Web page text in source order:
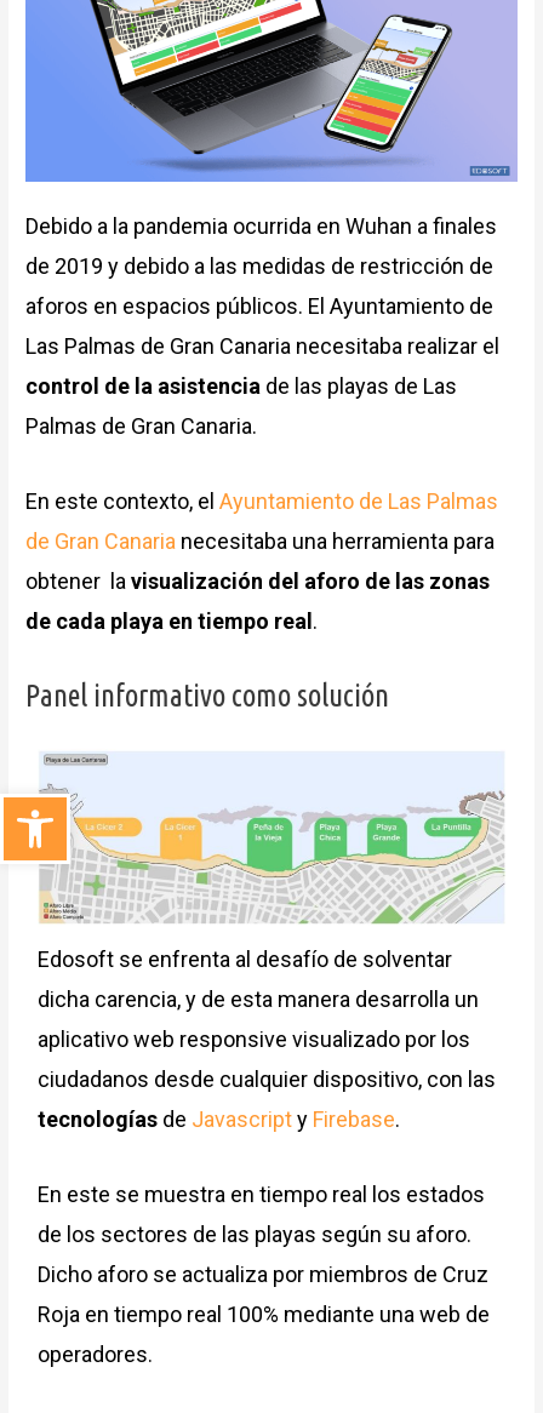
Abrir barra de herramientas
Debido a la pandemia ocurrida en Wuhan a finales
de 2019 y debido a las medidas de restricción de
aforos en espacios públicos. El Ayuntamiento de
Las Palmas de Gran Canaria necesitaba realizar el
control de la asistencia de las playas de Las
Palmas de Gran Canaria.
En este contexto, elAyuntamiento de Las Palmas
de Gran Canaria necesitaba una herramienta para
obtener lavisualización del aforo de las zonas
de cada playa en tiempo real.
Panel informativo como solución
Edosoft se enfrenta al desafío de solventar
dicha carencia, y de esta manera desarrolla un
aplicativo web responsive visualizado por los
ciudadanos desde cualquier dispositivo, con las
tecnologías de Javascripty Firebase.
En este se muestra en tiempo real los estados
de los sectores de las playas según su aforo.
Dicho aforo se actualiza por miembros de Cruz
Roja en tiempo real 100% mediante una web de
operadores.